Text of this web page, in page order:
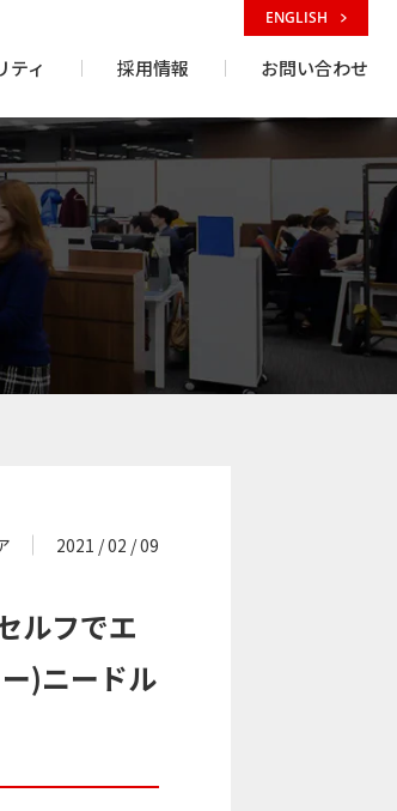
ティ 採用情報 お問い合わせ
ENGLISH
2021 / 02 / 09
ルフでエ
)ニードル